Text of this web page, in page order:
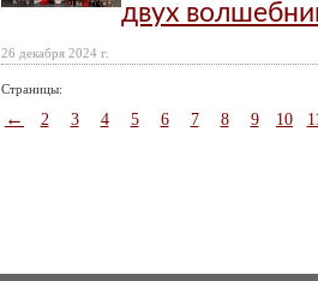
26 декабря 2024 г.
двух
Страницы:
← 2 3 4 5 6 7 8 9 10